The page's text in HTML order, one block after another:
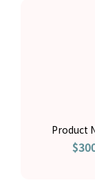
Product